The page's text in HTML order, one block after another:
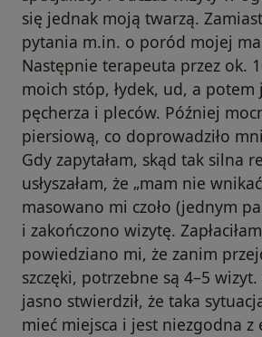
się jednak moją twarzą.
pytania m.in. o poród mojej
Następnie terapeuta przez ok.
moich stóp, łydek, ud, a potem
pęcherza i pleców. Później
piersiową, co doprowadziło
Gdy zapytałam, skąd tak silna
usłyszałam, że „mam nie
masowano mi czoło (jednym
i zakończono wizytę.
powiedziano mi, że zanim
szczęki, potrzebne są 4–5
jasno stwierdził, że taka
mieć miejsca i jest niezgodna z